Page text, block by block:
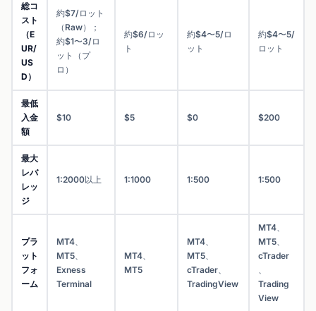
総コ
スト
（E
UR/
US
D）
約$7/ロット
（Raw）；
約$1〜3/ロ
ット（プ
ロ）
約$6/ロッ
ト
約$4〜5/ロ
ット
約$4〜5/
ロット
最低
入金
額
$10 $5 $0 $200
最大
レバ
レッ
ジ
1:2000以上 1:1000 1:500 1:500
プラ
ット
フォ
ーム
MT4、
MT5、
Exness
Terminal
MT4、
MT5
MT4、
MT5、
cTrader、
TradingView
MT4、
MT5、
cTrader
、
Trading
View